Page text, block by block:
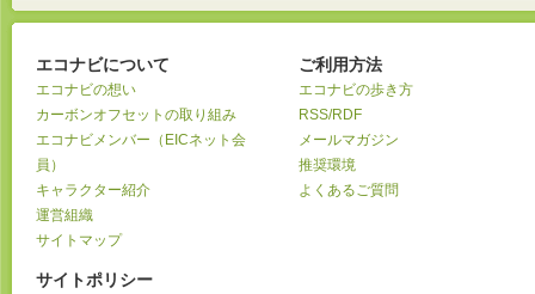
エコナビについて
エコナビの想い
カーボンオフセットの取り組み
エコナビメンバー（EICネット会
員）
キャラクター紹介
運営組織
サイトマップ
サイトポリシー
ご利用方法
エコナビの歩き方
RSS/RDF
メールマガジン
推奨環境
よくあるご質問